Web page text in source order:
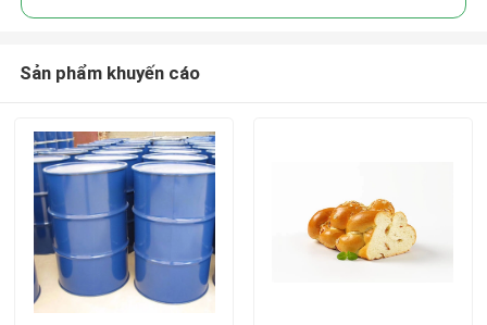
Sản phẩm khuyến cáo